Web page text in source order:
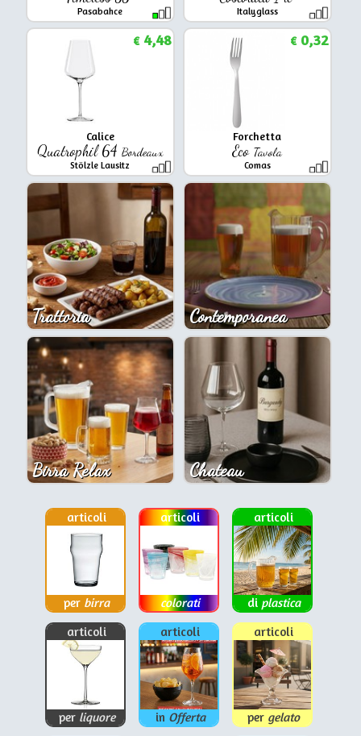
Pasabahce Italyglass
Calice
Quatrophil 64Bordeaux
Stölzle Lausitz
€4,48
Forchetta
Eco Tavola
Comas
€0,32
Trattoria Contemporanea
Birra Relax Chateau
articoli
per birra
articoli
colorati
articoli
di plastica
articoli
per liquore
articoli
in Offerta
articoli
per gelato